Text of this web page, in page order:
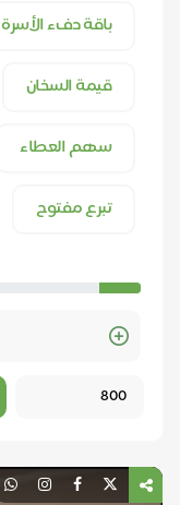
باقة دفء الأسرة
قيمة السخان
سهم العطاء
تبرع مفتوح
Quantity